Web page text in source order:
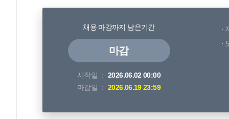
채용 마감까지 남은기간
마감
시작일
2026.06.02 00:00
마감일
2026.06.19 23:59